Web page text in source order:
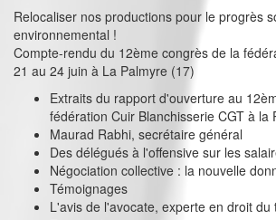
Relocaliser nos productions pour le progrès
environnemental !
Compte-rendu du 12ème congrès de la
21 au 24 juin à La Palmyre (17)
Extraits du rapport d'ouverture au
fédération Cuir Blanchisserie CGT à la
Maurad Rabhi, secrétaire général
Des délégués à l'offensive sur les
Négociation collective : la nouvelle
Témoignages
L'avis de l'avocate, experte en droit du